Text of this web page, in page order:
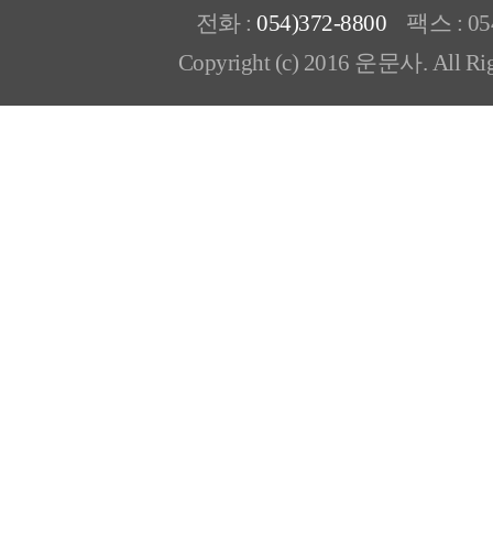
전화 : 054)372-8800 팩스 :
Copyright (c) 2016 운문사. All